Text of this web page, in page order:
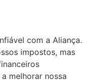
com a Aliança.
impostos, mas
melhorar nossa